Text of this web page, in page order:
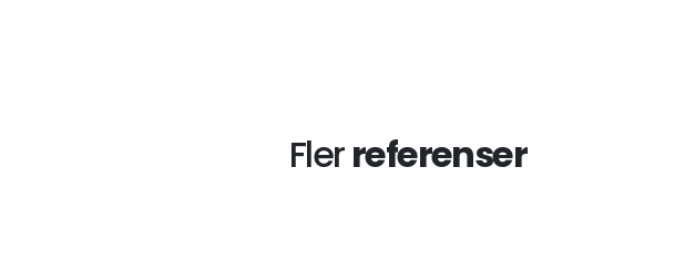
Flerreferenser